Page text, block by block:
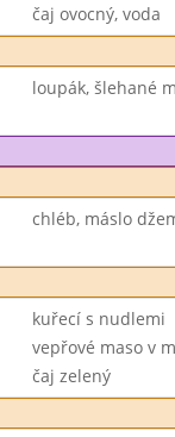
čaj ovocný, voda
loupák, šlehané
chléb, máslo
kuřecí s nudlemi
vepřové maso v
čaj zelený